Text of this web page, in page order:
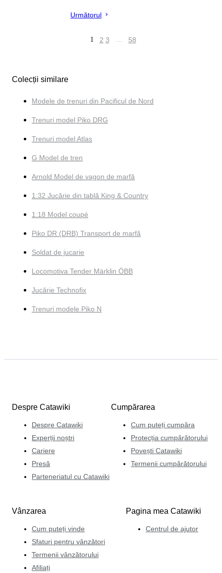
Următorul
1 2 3 … 58
Colecții similare
Modele de trenuri din Pacificul de Nord
Trenuri model Piko DRG
Trenuri model Atlas
G Model de tren
Arnold Model de vagon de marfă
1:32 Jucărie din tablă King & Country
1:18 Model coupé
Piko DR (DRB) Transport de marfă
Soldat de jucarie
Locomotiva Tender Märklin ÖBB
Jucărie Technofix
Trenuri modele Piko N
Despre Catawiki
Despre Catawiki
Experții noștri
Cariere
Presă
Parteneriatul cu Catawiki
Cumpărarea
Cum puteți cumpăra
Protecția cumpărătorului
Povești Catawiki
Termenii cumpărătorului
Vânzarea
Cum puteți vinde
Sfaturi pentru vânzători
Termenii vânzătorului
Afiliați
Pagina mea Catawiki
Centrul de ajutor